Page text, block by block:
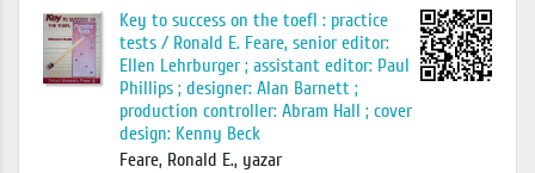
Key to success on the toefl : practice
tests / Ronald E. Feare, senior editor:
Ellen Lehrburger ; assistant editor: Paul
Phillips ; designer: Alan Barnett ;
production controller: Abram Hall ; cover
design: Kenny Beck
Feare, Ronald E., yazar